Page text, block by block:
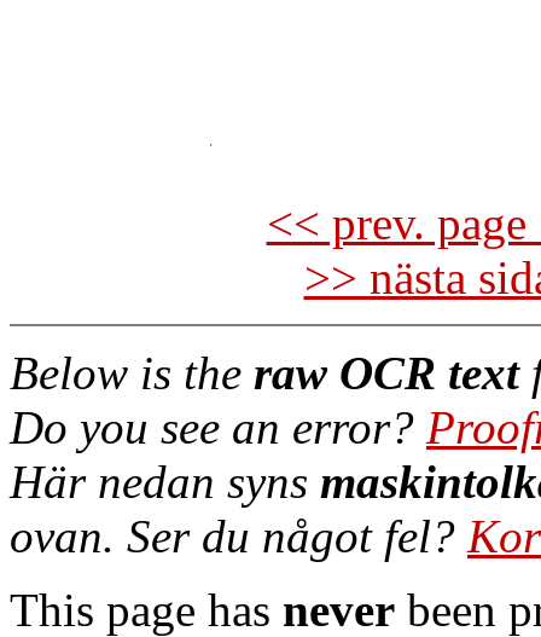
<< prev.
>> nästa
Below is the raw OCR text
Do you see an error?
Här nedan syns
ovan. Ser du något fel?
This page has never been